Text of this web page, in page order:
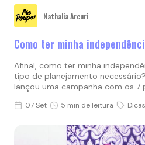
Nathalia Arcuri
Como ter minha
Afinal, como ter minha
tipo de planejamento
lançou uma campanha com os 7
07 Set 5 min de leitura